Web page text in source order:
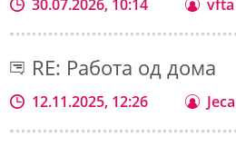
30.07.2026, 10:14 vfta
RE: Работа од дома
12.11.2025, 12:26 Jeca